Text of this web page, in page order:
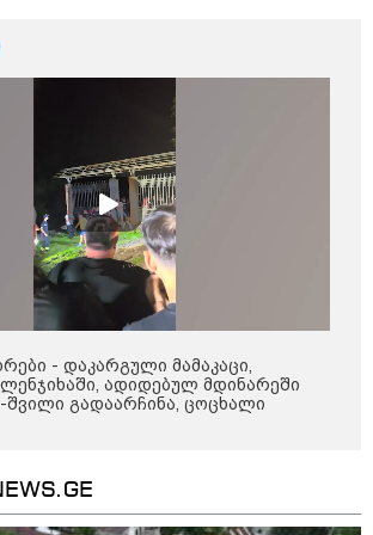
- დაკარგული მამაკაცი,
ადიდებულ მდინარეში
გადაარჩინა, ცოცხალი